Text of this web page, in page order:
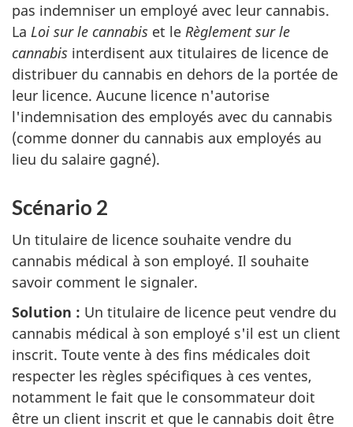
pas indemniser un employé avec leur cannabis.
La Loi sur le cannabis et le Règlement sur le
cannabis interdisent aux titulaires de licence de
distribuer du cannabis en dehors de la portée de
leur licence. Aucune licence n'autorise
l'indemnisation des employés avec du cannabis
(comme donner du cannabis aux employés au
lieu du salaire gagné).
Scénario 2
Un titulaire de licence souhaite vendre du
cannabis médical à son employé. Il souhaite
savoir comment le signaler.
Solution : Un titulaire de licence peut vendre du
cannabis médical à son employé s'il est un client
inscrit. Toute vente à des fins médicales doit
respecter les règles spécifiques à ces ventes,
notamment le fait que le consommateur doit
être un client inscrit et que le cannabis doit être